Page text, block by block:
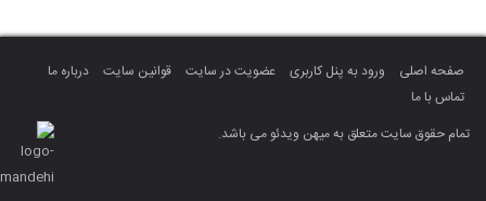
صفحه اصلی ورود به پنل کاربری عضویت در سایت قوانین سایت
درباره ما
تماس با ما
تمام حقوق سایت متعلق به میهن ویدئو می باشد.